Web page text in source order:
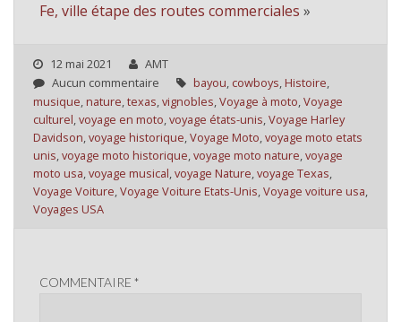
Fe, ville étape des routes commerciales »
12 mai 2021
AMT
Aucun commentaire
bayou, cowboys, Histoire,
musique, nature,texas,vignobles,Voyage à moto,Voyage
culturel,voyage en moto,voyage états-unis,Voyage Harley
Davidson,voyage historique,Voyage Moto,voyage moto etats
unis,voyage moto historique,voyage moto nature,voyage
moto usa,voyage musical,voyage Nature,voyage Texas,
Voyage Voiture,Voyage Voiture Etats-Unis,Voyage voiture usa,
Voyages USA
COMMENTAIRE *